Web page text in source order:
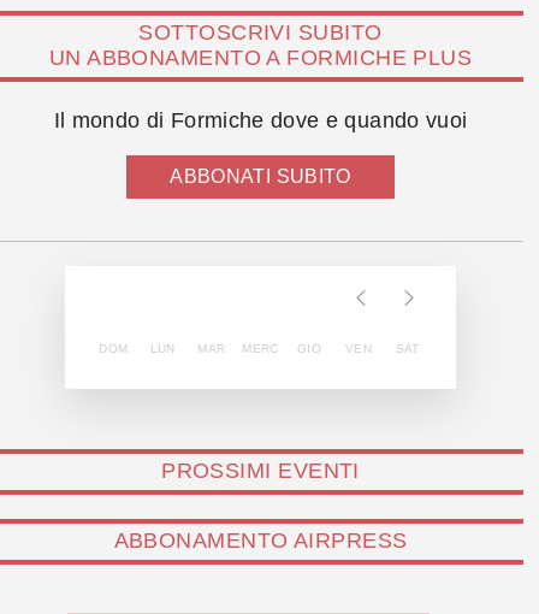
SOTTOSCRIVI SUBITO
UN ABBONAMENTO A FORMICHE PLUS
Il mondo di Formiche dove e quando vuoi
ABBONATI SUBITO
DOM LUN MAR MERC GIO VEN SAT
PROSSIMI EVENTI
ABBONAMENTO AIRPRESS